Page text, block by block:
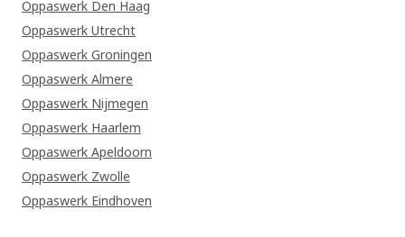
Oppaswerk Den Haag
Oppaswerk Utrecht
Oppaswerk Groningen
Oppaswerk Almere
Oppaswerk Nijmegen
Oppaswerk Haarlem
Oppaswerk Apeldoorn
Oppaswerk Zwolle
Oppaswerk Eindhoven